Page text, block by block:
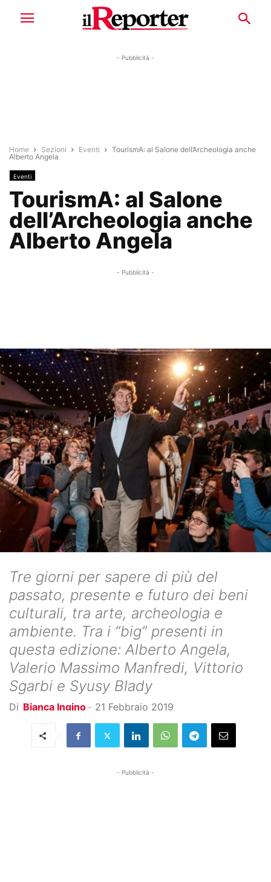
- Pubblicità -
Home Sezioni Eventi
TourismA: al Salone dell’Archeologia anche
Alberto Angela
Eventi
TourismA: al Salone
dell’Archeologia anche
Alberto Angela
- Pubblicità -
Tre giorni per sapere di più del
passato, presente e futuro dei beni
culturali, tra arte, archeologia e
ambiente. Tra i “big” presenti in
questa edizione: Alberto Angela,
Valerio Massimo Manfredi, Vittorio
Sgarbi e Syusy Blady
Di Bianca Ingino - 21 Febbraio 2019
- Pubblicità -